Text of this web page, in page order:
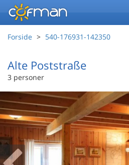
Forside 540-176931-142350
Alte Poststraße
- 03058
3 personer